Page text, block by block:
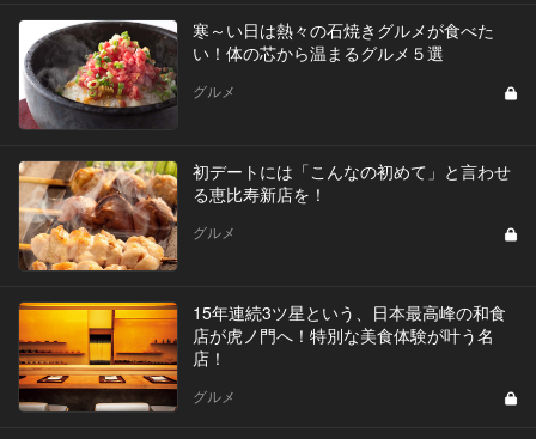
寒～い日は熱々の石焼きグルメが食べた
い！体の芯から温まるグルメ５選
グルメ
初デートには「こんなの初めて」と言わせ
る恵比寿新店を！
グルメ
15年連続3ツ星という、日本最高峰の和食
店が虎ノ門へ！特別な美食体験が叶う名
店！
グルメ